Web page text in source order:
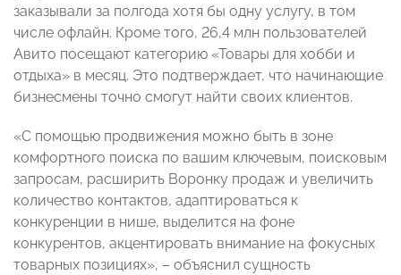
заказывали за полгода хотя бы одну услугу, в том
числе офлайн. Кроме того, 26,4 млн пользователей
Авито посещают категорию «Товары для хобби и
отдыха» в месяц. Это подтверждает, что начинающие
бизнесмены точно смогут найти своих клиентов.
«С помощью продвижения можно быть в зоне
комфортного поиска по вашим ключевым, поисковым
запросам, расширить Воронку продаж и увеличить
количество контактов, адаптироваться к
конкуренции в нише, выделится на фоне
конкурентов, акцентировать внимание на фокусных
товарных позициях», – объяснил сущность